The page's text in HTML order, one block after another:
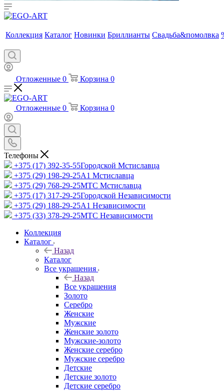
Коллекция Каталог Новинки Бриллианты Свадьба&помолвка
Отложенные 0 Корзина 0
Отложенные 0 Корзина 0
Телефоны
+375 (17) 392-35-55Городской Мстиславца
+375 (29) 198-29-25A1 Мстиславца
+375 (29) 768-29-25МТС Мстиславца
+375 (17) 317-29-25Городской Независимости
+375 (29) 188-29-25A1 Независимости
+375 (33) 378-29-25МТС Независимости
Коллекция
Каталог
Назад
Каталог
Все украшения
Назад
Все украшения
Золото
Серебро
Женские
Мужские
Женские золото
Мужские-золото
Женские серебро
Мужские серебро
Детские
Детские золото
Детские серебро